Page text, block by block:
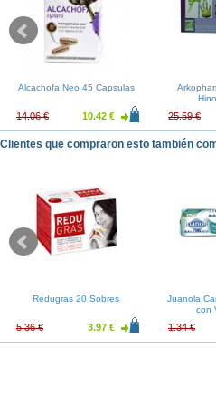
Alcachofa Neo 45 Capsulas
14.06 € 10.42 € 25.59 €
Clientes que compraron esto también
Redugras 20 Sobres
5.36 € 3.97 €
Juanola
con
1.34 €